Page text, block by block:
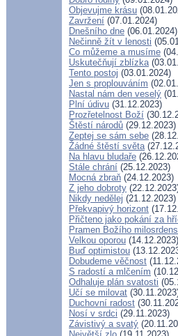
Objevujme krásu
Zavržení (07.01.2024)
Dnešního dne (06.01.2024)
Nečinně žít v lenosti
Co můžeme a musíme
Uskutečňují zblízka
Tento postoj (03.01.2024)
Jen s proplouváním
Nastal nám den veselý
Plní údivu (31.12.2023)
Prozřetelnost Boží
Štěstí národů (29.12.2023)
Zeptej se sám sebe
Žádné štěstí světa
Na hlavu bludaře
Stále chrání (25.12.2023)
Mocná zbraň (24.12.2023)
Z jeho dobroty
Nikdy nedělej (21.12.2023)
Překvapivý horizont
Přičteno jako pokání za
Pramen Božího
Velkou oporou (14.12.2023)
Buď optimistou
Dobudeme věčnost
S radostí a mlčením
Odhaluje plán svatosti
Učí se milovat
Duchovní radost
Nosí v srdci (29.11.2023)
Závistivý a svatý